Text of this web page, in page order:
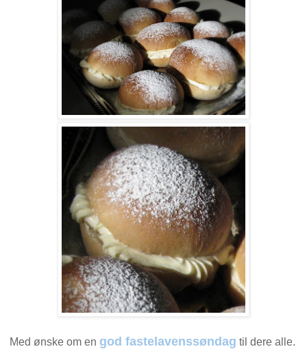
Med ønske om en god fastelavenssøndag til dere alle.